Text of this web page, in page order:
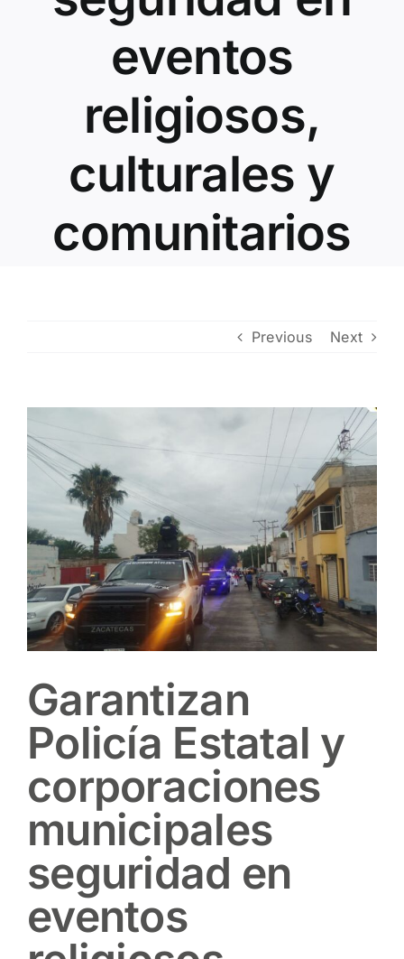
Contacto
eventos
religiosos,
culturales y
comunitarios
Previous Next
View
Image
Garantizan
Policía Estatal y
corporaciones
municipales
seguridad en
eventos